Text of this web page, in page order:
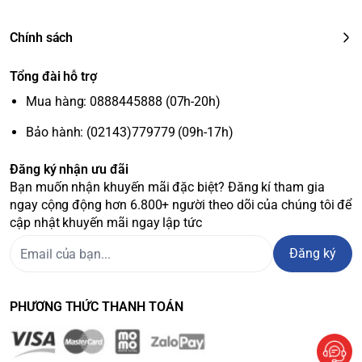
Chính sách
Tổng đài hỗ trợ
Mua hàng: 0888445888 (07h-20h)
Bảo hành: (02143)779779 (09h-17h)
Đăng ký nhận ưu đãi
Bạn muốn nhận khuyến mãi đặc biệt? Đăng kí tham gia
ngay cộng động hơn 6.800+ người theo dõi của chúng tôi để
cập nhật khuyến mãi ngay lập tức
Đăng ký
PHƯƠNG THỨC THANH TOÁN